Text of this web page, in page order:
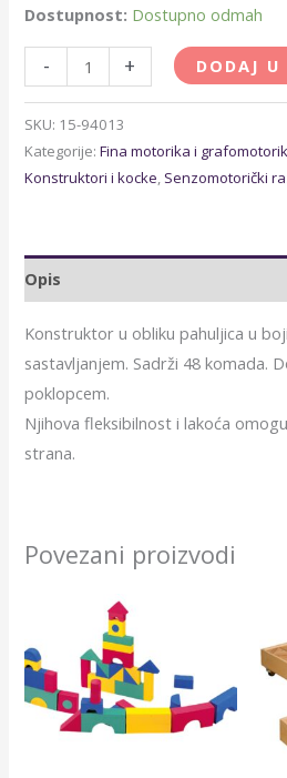
Dostupnost: Dostupno odmah
- + DODAJ U
SKU: 15-94013
Kategorije:Fina motorika i
Konstruktori i kocke, Senzomotorički
Opis
Konstruktor u obliku pahuljica u
sastavljanjem. Sadrži 48 komada.
poklopcem.
Njihova fleksibilnost i lakoća
strana.
Povezani proizvodi